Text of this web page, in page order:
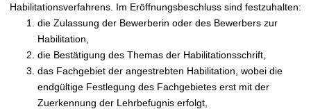
Habilitationsverfahrens. Im Eröffnungsbeschluss sind festzuhalten:
die Zulassung der Bewerberin oder des Bewerbers zur
Habilitation,
die Bestätigung des Themas der Habilitationsschrift,
das Fachgebiet der angestrebten Habilitation, wobei die
endgültige Festlegung des Fachgebietes erst mit der
Zuerkennung der Lehrbefugnis erfolgt,